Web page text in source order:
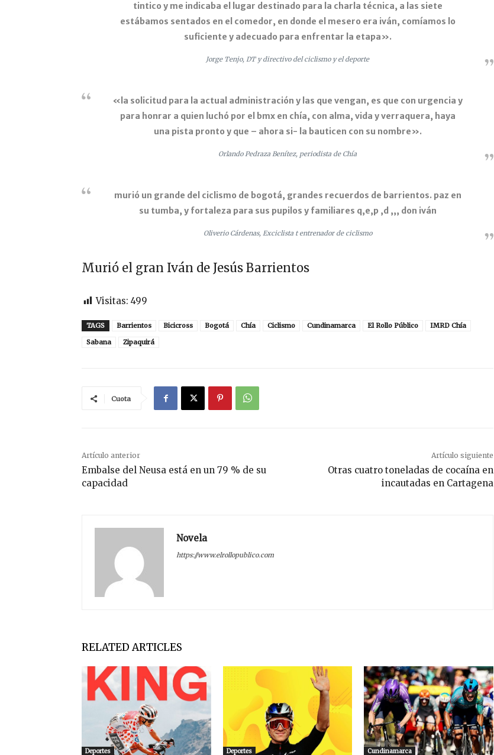
tintico y me indicaba el lugar destinado para la charla técnica, a las siete
estábamos sentados en el comedor, en donde el mesero era iván, comíamos lo
suficiente y adecuado para enfrentar la etapa».
Jorge Tenjo, DT y directivo del ciclismo y el deporte
«la solicitud para la actual administración y las que vengan, es que con urgencia y
para honrar a quien luchó por el bmx en chía, con alma, vida y verraquera, haya
una pista pronto y que – ahora si- la bauticen con su nombre».
Orlando Pedraza Benítez, periodista de Chía
murió un grande del ciclismo de bogotá, grandes recuerdos de barrientos. paz en
su tumba, y fortaleza para sus pupilos y familiares q,e,p ,d ,,, don iván
Oliverio Cárdenas, Exciclista t entrenador de ciclismo
Murió el gran Iván de Jesús Barrientos
Visitas: 499
TAGS Barrientos Bicicross Bogotá Chía Ciclismo Cundinamarca El Rollo Público
IMRD Chía
Sabana
Zipaquirá
Cuota
Artículo anterior
Embalse del Neusa está en un 79 % de su
capacidad
Artículo siguiente
Otras cuatro toneladas de cocaína en
incautadas en Cartagena
Novela
https://www.elrollopublico.com
RELATED ARTICLES
Deportes Deportes Cundinamarca